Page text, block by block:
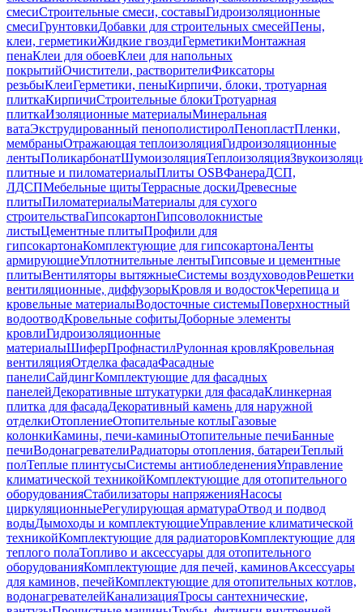
смесиСтроительные смеси, составыГидроизоляционные
смесиГрунтовкиДобавки для строительных смесейПены,
клеи, герметикиЖидкие гвоздиГерметикиМонтажная
пенаКлеи для обоевКлеи для напольных
покрытийОчистители, растворителиФиксаторы
резьбыКлеиГерметики, пеныКирпичи, блоки, тротуарная
плиткаКирпичиСтроительные блокиТротуарная
плиткаИзоляционные материалыМинеральная
ватаЭкструдированный пенополистиролПенопластПленки,
мембраныОтражающая теплоизоляцияГидроизоляционные
лентыПоликарбонатШумоизоляцияТеплоизоляция
плитные и пиломатериалыПлиты OSBФанераДСП,
ЛДСПМебельные щитыТеррасные доскиДревесные
плитыПиломатериалыМатериалы для сухого
строительстваГипсокартонГипсоволокнистые
листыЦементные плитыПрофили для
гипсокартонаКомплектующие для гипсокартонаЛенты
армирующиеУплотнительные лентыГипсовые и цементные
плитыВентиляторы вытяжныеСистемы воздуховодовРешетки
вентиляционные, диффузорыКровля и водостокЧерепица и
кровельные материалыВодосточные системыПоверхностный
водоотводКровельные софитыДоборные элементы
кровлиГидроизоляционные
материалыШиферПрофнастилРулонная кровляКровельная
вентиляцияОтделка фасадаФасадные
панелиСайдингКомплектующие для фасадных
панелейДекоративные штукатурки для фасадаКлинкерная
плитка для фасадаДекоративный камень для наружной
отделкиОтоплениеОтопительные котлыГазовые
колонкиКамины, печи-каминыОтопительные печиБанные
печиВодонагревателиРадиаторы отопления, батареиТеплый
полТеплые плинтусыСистемы антиобледененияУправление
климатической техникойКомплектующие для отопительного
оборудованияСтабилизаторы напряженияНасосы
циркуляционныеРегулирующая арматураОтвод и подвод
водыДымоходы и комплектующиеУправление климатической
техникойКомплектующие для радиаторовКомплектующие для
теплого полаТопливо и аксессуары для отопительного
оборудованияКомплектующие для печей, каминовАксессуары
для каминов, печейКомплектующие для отопительных котлов,
водонагревателейКанализацияТросы сантехнические,